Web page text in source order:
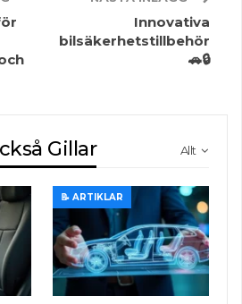
Innovativa
bilsäkerhetstillbehör
🚗🔒
Allt
Gillar
📝 ARTIKLAR